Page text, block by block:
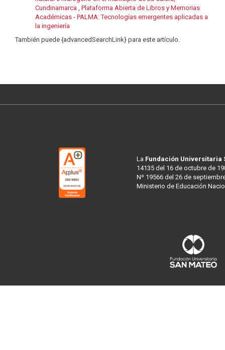
Cundinamarca , Plataforma Abierta de Libros y Memorias
Académicas - PALMA: Tecnologías emergentes aplicadas a
la ingeniería
También puede {advancedSearchLink} para este artículo.
La Fundación Universitaria
14135 del 16 de octubre de
Nº 19566 del 26 de
Ministerio de Educación